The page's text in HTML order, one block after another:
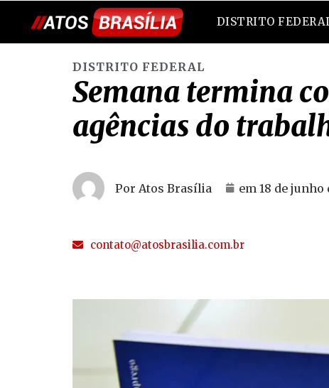
DISTRITO
DISTRITO FEDERAL
Semana termina
agências do
Por Atos Brasília em 18 de junho
contato@atosbrasilia.com.br